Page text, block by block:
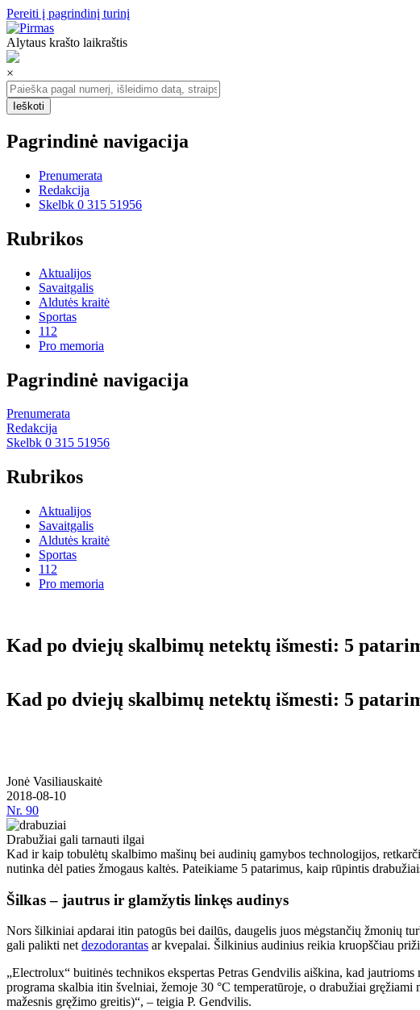
Pereiti į pagrindinį turinį
Alytaus krašto laikraštis
×
Pagrindinė navigacija
Prenumerata
Redakcija
Skelbk 0 315 51956
Rubrikos
Aktualijos
Savaitgalis
Aldutės kraitė
Sportas
112
Pro memoria
Pagrindinė navigacija
Prenumerata
Redakcija
Skelbk 0 315 51956
Rubrikos
Aktualijos
Savaitgalis
Aldutės kraitė
Sportas
112
Pro memoria
Kad po dviejų skalbimų netektų išmesti: 5
Kad po dviejų skalbimų netektų išmesti: 5
Jonė Vasiliauskaitė
2018-08-10
Nr. 90
Drabužiai gali tarnauti ilgai
Kad ir kaip tobulėtų skalbimo mašinų bei audinių gamybos technologijos,
nutinka dėl paties žmogaus kaltės. Pateikiame 5 patarimus, kaip rūpintis
Šilkas – jautrus ir glamžytis linkęs audinys
Nors šilkiniai apdarai itin patogūs bei dailūs, daugelis juos mėgstančių žmonių
gali palikti net dezodorantas ar kvepalai. Šilkinius audinius reikia kruopščiau
„Electrolux“ buitinės technikos ekspertas Petras Gendvilis aiškina, kad
programa skalbia itin švelniai, žemoje 30 °C temperatūroje, o drabužiai
mažesnis gręžimo greitis)“, – teigia P. Gendvilis.